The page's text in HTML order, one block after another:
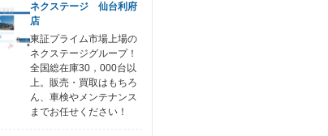
ネクステージ 仙台利府
店
東証プライム市場上場の
ネクステージグループ！
全国総在庫30，000台以
上。販売・買取はもちろ
ん、車検やメンテナンス
までお任せください！